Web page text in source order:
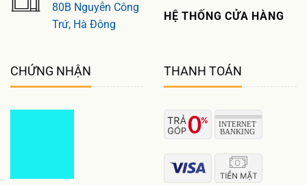
80B Nguyễn Công
Trứ, Hà Đông
HỆ THỐNG CỬA HÀNG
CHỨNG NHẬN THANH TOÁN